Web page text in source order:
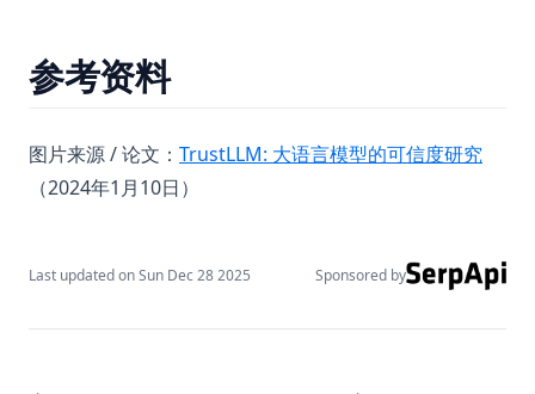
参考资料
图片来源 / 论文： TrustLLM: 大语言模型的可信度研究
（2024年1月10日）
Last updated onSun Dec 28 2025 Sponsored by